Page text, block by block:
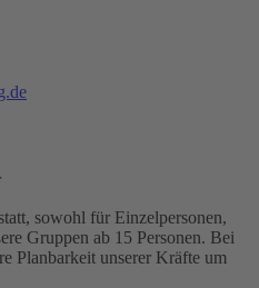
sowohl für Einzelpersonen,
Gruppen ab 15 Personen. Bei
Planbarkeit unserer Kräfte um